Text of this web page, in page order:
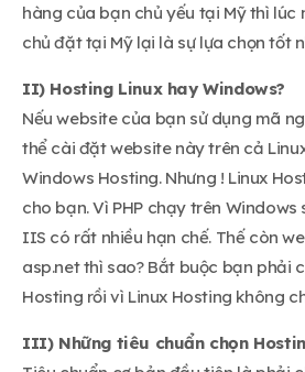
hàng của bạn chủ yếu tại Mỹ thì
chủ đặt tại Mỹ lại là sự lựa chọn tốt
II) Hosting Linux hay Windows?
Nếu website của bạn sử dụng mã
thể cài đặt website này trên cả
Windows Hosting. Nhưng ! Linux
cho bạn. Vì PHP chạy trên Windows
IIS có rất nhiều hạn chế. Thế còn
asp.net thì sao? Bắt buộc bạn phải
Hosting rồi vì Linux Hosting không
III) Những tiêu chuẩn chọn